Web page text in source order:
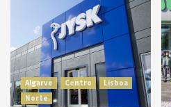
Algarve Centro
Lisboa
Norte